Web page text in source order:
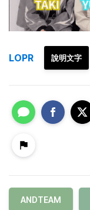
說明文字
LOPR
ANDTEAM